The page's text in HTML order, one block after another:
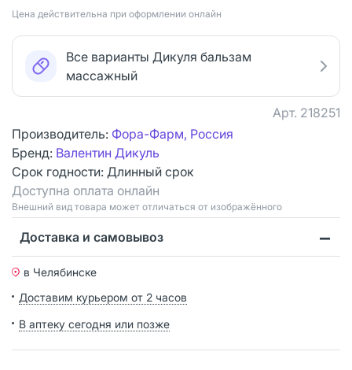
Цена действительна при оформлении онлайн
Все варианты Дикуля бальзам
массажный
Арт. 218251
Производитель: Фора-Фарм, Россия
Бренд: Валентин Дикуль
Срок годности: Длинный срок
Доступна оплата онлайн
Bнешний вид товара может отличаться от изображённого
Доставка и самовывоз
в Челябинске
Доставим курьером от 2 часов
В аптеку сегодня или позже